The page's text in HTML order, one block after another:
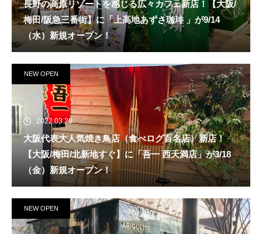
長野の高原リゾートを感じる広々カフェ新店！【大阪/
梅田/阪急三番街】に「上高地あずさ珈琲 」が9/14
（水）新規オープン！
NEW OPEN
2022.03.29
大阪代表大人気焼き鳥店（食べログ百名店）新店！
【大阪/梅田/北新地すぐ】に「吾一 西天満店」が3/18
（金）新規オープン！
NEW OPEN